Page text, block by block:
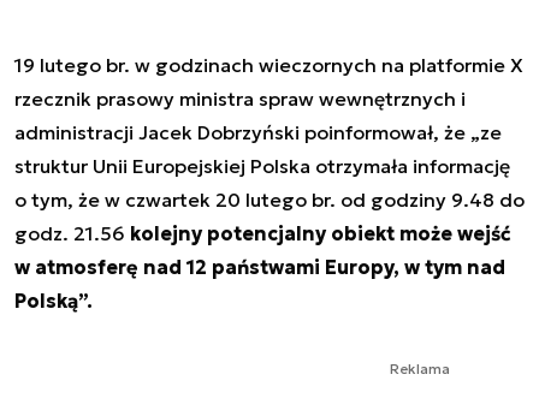
19 lutego br. w godzinach wieczornych na platformie X
rzecznik prasowy ministra spraw wewnętrznych i
administracji Jacek Dobrzyński poinformował, że „ze
struktur Unii Europejskiej Polska otrzymała informację
o tym, że w czwartek 20 lutego br. od godziny 9.48 do
godz. 21.56 kolejny potencjalny obiekt może wejść
w atmosferę nad 12 państwami Europy, w tym nad
Polską”.
Reklama